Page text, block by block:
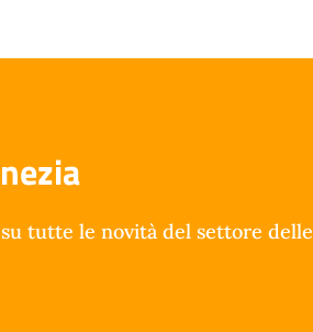
tutte le novità del settore delle